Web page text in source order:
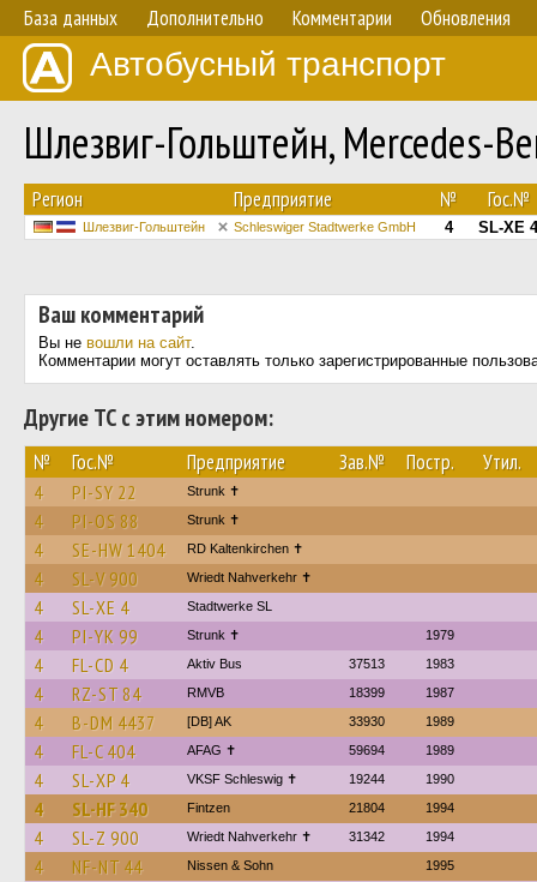
База данных Дополнительно Комментарии Обновления
Автобусный транспорт
Шлезвиг-Гольштейн, Mercedes-
Регион Предприятие № Гос.№
Шлезвиг-Гольштейн Schleswiger Stadtwerke GmbH 4 SL-XE 4
Ваш комментарий
Вы не вошли на сайт.
Комментарии могут оставлять только зарегистрированные
Другие ТС с этим номером:
№ Гос.№ Предприятие Зав.№ Постр. Утил.
4 PI-SY 22 Strunk ✝
4 PI-OS 88 Strunk ✝
4 SE-HW 1404 RD Kaltenkirchen ✝︎
4 SL-V 900 Wriedt Nahverkehr ✝︎
4 SL-XE 4 Stadtwerke SL
4 PI-YK 99 Strunk ✝ 1979
4 FL-CD 4 Aktiv Bus 37513 1983
4 RZ-ST 84 RMVB 18399 1987
4 B-DM 4437 [DB] AK 33930 1989
4 FL-C 404 AFAG ✝ 59694 1989
4 SL-XP 4 VKSF Schleswig ✝︎ 19244 1990
4 SL-HF 340 Fintzen 21804 1994
4 SL-Z 900 Wriedt Nahverkehr ✝︎ 31342 1994
4 NF-NT 44 Nissen & Sohn 1995